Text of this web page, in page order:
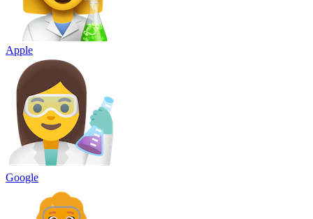
Apple
Google